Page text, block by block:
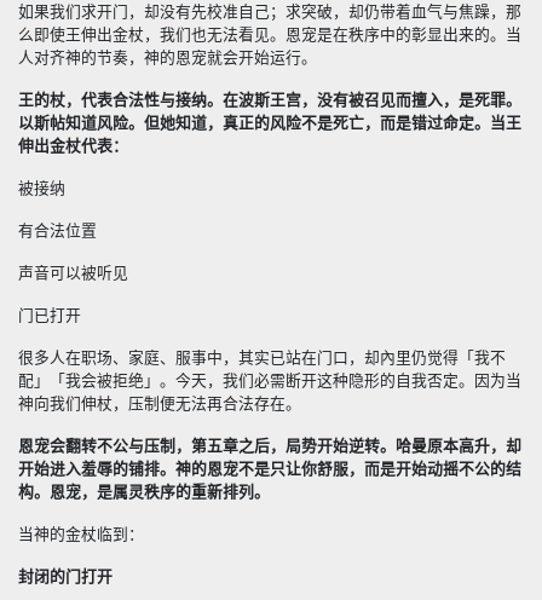
如果我们求开门，却没有先校准自己；求突破，却仍带着血气与焦躁，那
么即使王伸出金杖，我们也无法看见。恩宠是在秩序中的彰显出来的。当
人对齐神的节奏，神的恩宠就会开始运行。
王的杖，代表合法性与接纳。在波斯王宫，没有被召见而擅入，是死罪。
以斯帖知道风险。但她知道，真正的风险不是死亡，而是错过命定。当王
伸出金杖代表：
被接纳
有合法位置
声音可以被听见
门已打开
很多人在职场、家庭、服事中，其实已站在门口，却內里仍觉得「我不
配」「我会被拒绝」。今天，我们必需断开这种隐形的自我否定。因为当
神向我们伸杖，压制便无法再合法存在。
恩宠会翻转不公与压制，第五章之后，局势开始逆转。哈曼原本高升，却
开始进入羞辱的铺排。神的恩宠不是只让你舒服，而是开始动摇不公的结
构。恩宠，是属灵秩序的重新排列。
当神的金杖临到：
封闭的门打开